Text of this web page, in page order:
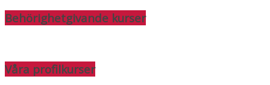
Behörighetgivande kurser
Våra profilkurser